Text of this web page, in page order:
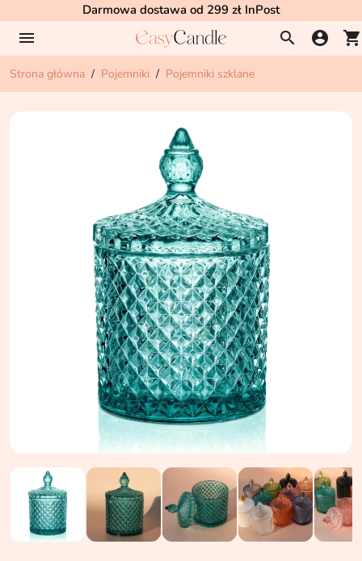
Darmowa dostawa od 299 zł InPost
menu search account_circle shopping_cart
Strona główna Pojemniki Pojemniki szklane